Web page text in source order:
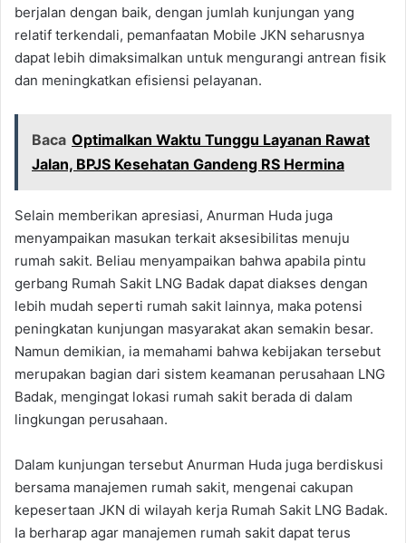
berjalan dengan baik, dengan jumlah kunjungan yang
relatif terkendali, pemanfaatan Mobile JKN seharusnya
dapat lebih dimaksimalkan untuk mengurangi antrean fisik
dan meningkatkan efisiensi pelayanan.
Baca Optimalkan Waktu Tunggu Layanan Rawat
Jalan, BPJS Kesehatan Gandeng RS Hermina
Selain memberikan apresiasi, Anurman Huda juga
menyampaikan masukan terkait aksesibilitas menuju
rumah sakit. Beliau menyampaikan bahwa apabila pintu
gerbang Rumah Sakit LNG Badak dapat diakses dengan
lebih mudah seperti rumah sakit lainnya, maka potensi
peningkatan kunjungan masyarakat akan semakin besar.
Namun demikian, ia memahami bahwa kebijakan tersebut
merupakan bagian dari sistem keamanan perusahaan LNG
Badak, mengingat lokasi rumah sakit berada di dalam
lingkungan perusahaan.
Dalam kunjungan tersebut Anurman Huda juga berdiskusi
bersama manajemen rumah sakit, mengenai cakupan
kepesertaan JKN di wilayah kerja Rumah Sakit LNG Badak.
Ia berharap agar manajemen rumah sakit dapat terus